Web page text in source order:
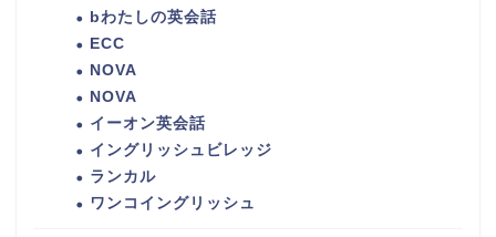
bわたしの英会話
ECC
NOVA
NOVA
イーオン英会話
イングリッシュビレッジ
ランカル
ワンコイングリッシュ